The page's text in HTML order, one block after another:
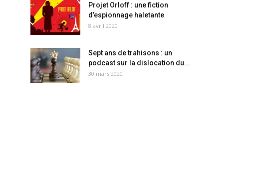
Projet Orloff : une fiction
d’espionnage haletante
8 avril 2020
Sept ans de trahisons : un
podcast sur la dislocation du...
30 mars 2020